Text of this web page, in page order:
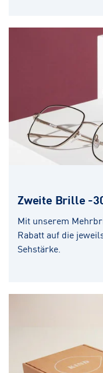
Zweite Brille -
Mit unserem
Rabatt auf die
Sehstärke.